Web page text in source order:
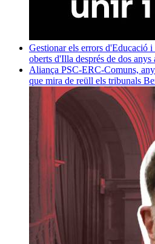
Gestionar els errors d'Educació
oberts d'Illa després de dos anys
Aliança PSC-ERC-Comuns,
que mira de reüll els tribunals